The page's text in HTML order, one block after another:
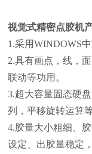
视觉式精密点胶机
1.采用WINDOWS
2.具有画点，线，
联动等功用。
3.超大容量固态硬
列，平移旋转运算
4.胶量大小粗细、
设定、出胶量稳定